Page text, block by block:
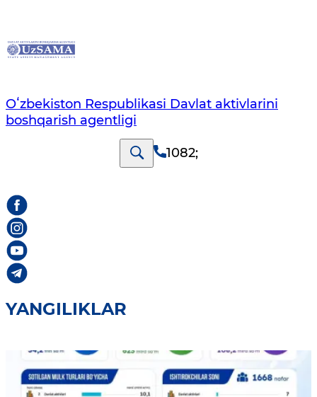
Oʻzbekiston Respublikasi Davlat aktivlarini
boshqarish agentligi
1082;
YANGILIKLAR